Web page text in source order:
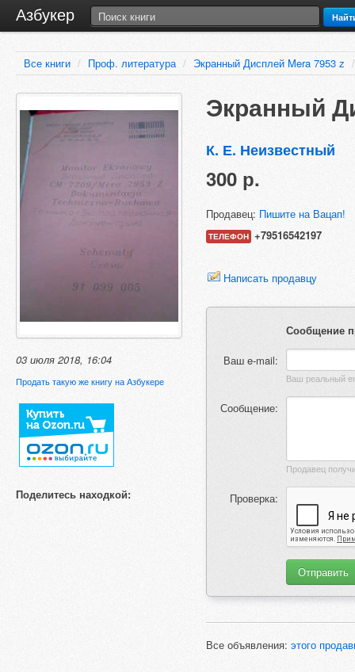
Азбукер
Все книги / Проф. литература / Экранный Дисплей Mera 7953 z /
03 июля 2018, 16:04
Продать такую же книгу на Азбукере
Поделитесь находкой:
Экранный
К. Е. Неизвестный
300 р.
Продавец: Пишите на Вацап!
ТЕЛЕФОН +79516542197
Написать продавцу
Сообщение
Ваш e-mail:
Сообщение:
Проверка:
Все объявления: этого